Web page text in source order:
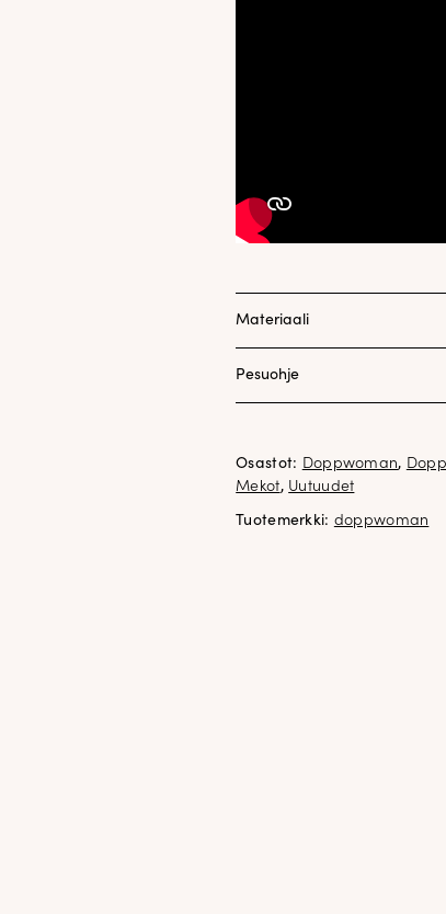
Materiaali
54% kierrätetty polyesteri
Pesuohje
Osastot: Doppwoman,
Mekot, Uutuudet
Tuotemerkki: doppwoman